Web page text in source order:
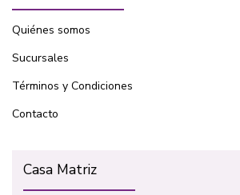
Quiénes somos
Sucursales
Términos y Condiciones
Contacto
Casa Matriz